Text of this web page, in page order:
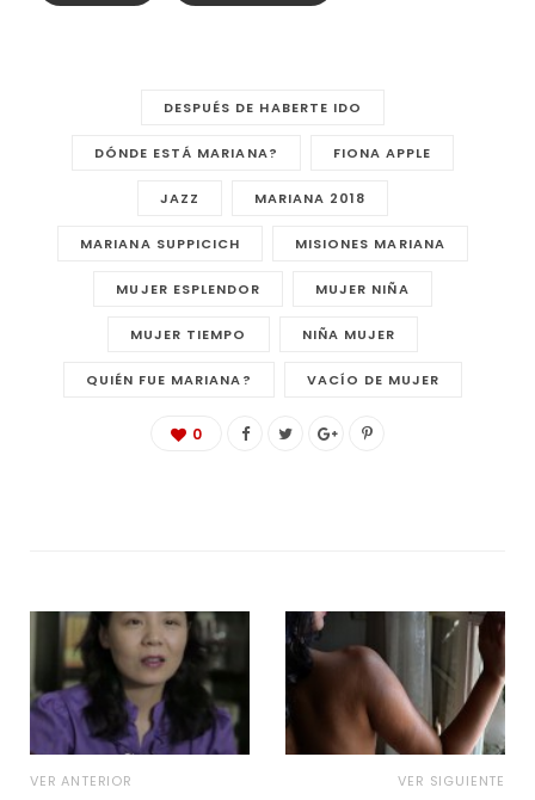
DESPUÉS DE HABERTE IDO
DÓNDE ESTÁ MARIANA? FIONA APPLE
JAZZ MARIANA 2018
MARIANA SUPPICICH MISIONES MARIANA
MUJER ESPLENDOR MUJER NIÑA
MUJER TIEMPO NIÑA MUJER
QUIÉN FUE MARIANA? VACÍO DE MUJER
0
VER ANTERIOR VER SIGUIENTE